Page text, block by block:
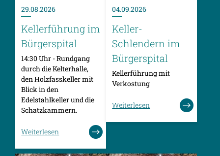
29.08.2026
Kellerführung im
Bürgerspital
14:30 Uhr - Rundgang
durch die Kelterhalle,
den Holzfasskeller mit
Blick in den
Edelstahlkeller und die
Schatzkammern.
Weiterlesen
04.09.2026
Keller-
Schlendern im
Bürgerspital
Kellerführung mit
Verkostung
Weiterlesen